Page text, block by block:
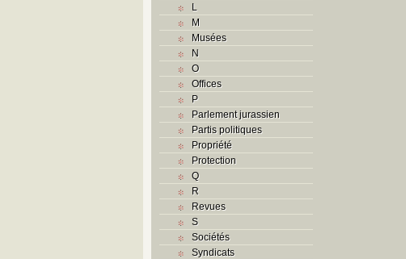
L
M
Musées
N
O
Offices
P
Parlement jurassien
Partis politiques
Propriété
Protection
Q
R
Revues
S
Sociétés
Syndicats